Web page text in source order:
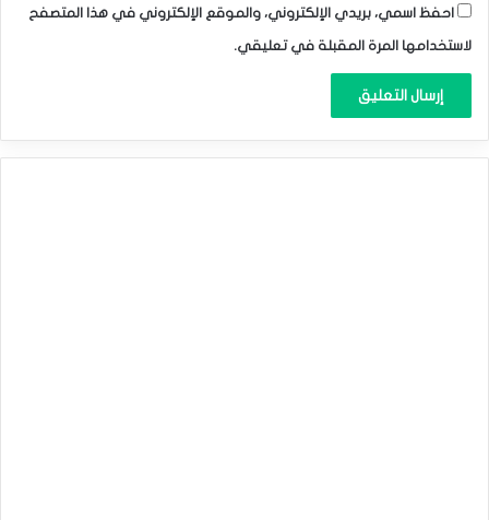
احفظ اسمي، بريدي الإلكتروني، والموقع الإلكتروني في هذا المتصفح
لاستخدامها المرة المقبلة في تعليقي.